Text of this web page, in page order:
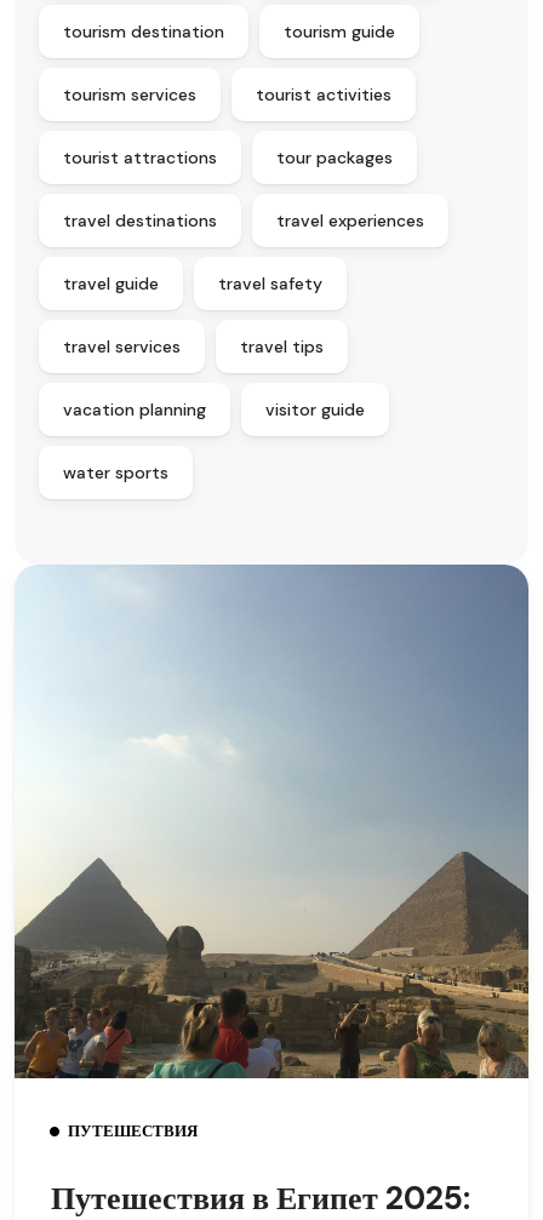
tourism destination tourism guide
tourism services tourist activities
tourist attractions tour packages
travel destinations travel experiences
travel guide travel safety
travel services travel tips
vacation planning visitor guide
water sports
ПУТЕШЕСТВИЯ
Путешествия в Египет 2025: